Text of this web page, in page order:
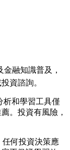
融知識普及，
資諮詢。
析和學習工具僅
。投資有風險，
何投資決策應